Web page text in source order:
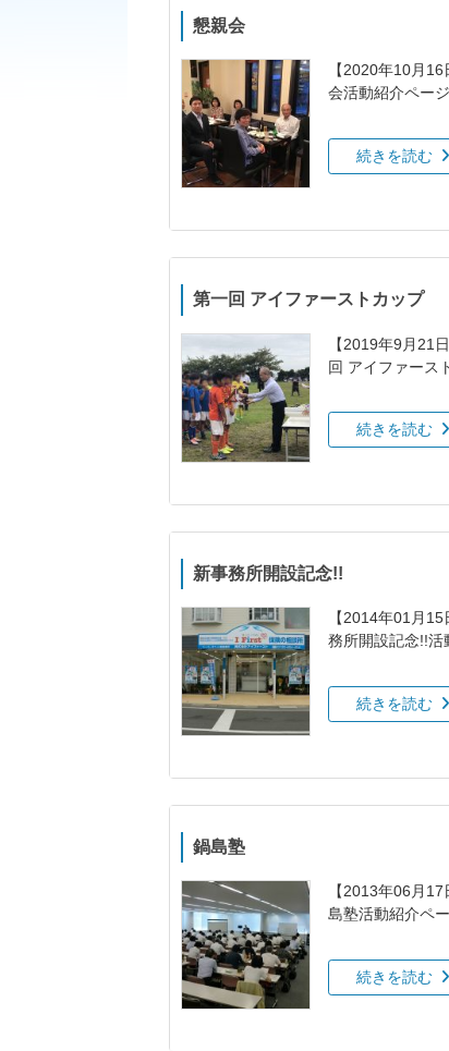
懇親会
【2020年10月
会活動紹介ページ
続きを読む
第一回 アイファーストカップ
【2019年9月21
回 アイファース
続きを読む
新事務所開設記念!!
【2014年01月
務所開設記念!!活
続きを読む
鍋島塾
【2013年06月
島塾活動紹介ペ
続きを読む